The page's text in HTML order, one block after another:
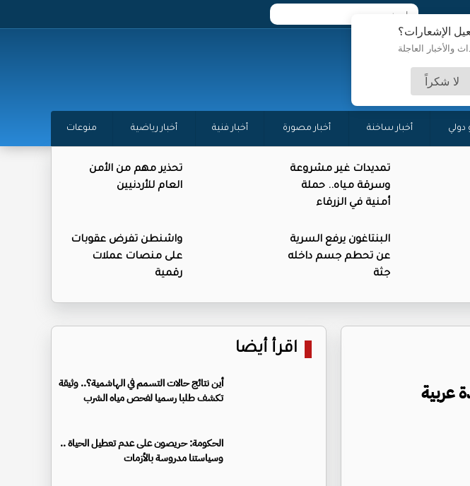
الإشعارات؟
والأخبار العاجلة
لا شكراً
دولي أخبار ساخنة أخبار مصورة أخبار فنية أخبار رياضية منوعات
تمديدات غير مشروعة
وسرقة مياه.. حملة
أمنية في الزرقاء
تحذير مهم من الأمن
العام للأردنيين
البنتاغون يرفع السرية
عن تحطم جسم داخله
جثة
واشنطن تفرض عقوبات
على منصات عملات
رقمية
عربية
اقرأ أيضا
أين نتائج حالات التسمم في الهاشمية؟.. وثيقة
تكشف طلبا رسميا لفحص مياه الشرب
الحكومة: حريصون على عدم تعطيل الحياة ..
وسياستنا مدروسة بالأزمات